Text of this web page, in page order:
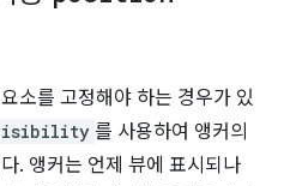
소를 고정해야 하는 경우가 있
를 사용하여 앵커의
. 앵커는 언제 뷰에 표시되나